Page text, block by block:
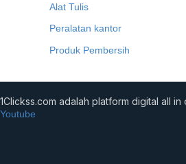
Alat Tulis
Peralatan kantor
Produk Pembersih
1Clickss.com adalah platform digital all
Youtube